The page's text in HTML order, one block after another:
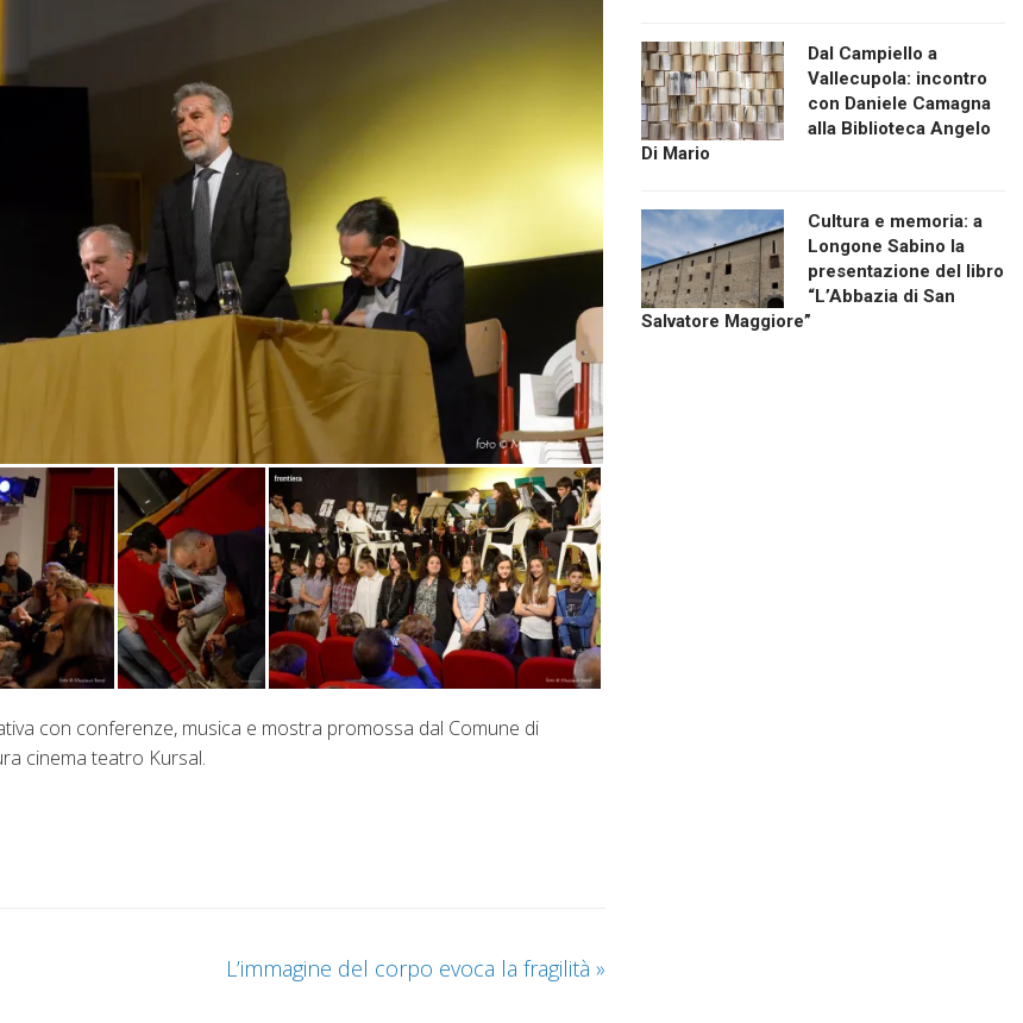
con conferenze, musica e mostra promossa dal Comune di
cinema teatro Kursal.
L’immagine del corpo evoca la fragilità »
Dal Campiello a
Vallecupola: incontro
con Daniele Camagna
alla Biblioteca Angelo
Di Mario
Cultura e memoria: a
Longone Sabino la
presentazione del libro
“L’Abbazia di San
Salvatore Maggiore”